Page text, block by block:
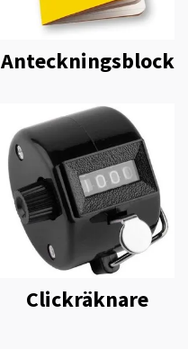
Anteckningsblock
Clickräknare